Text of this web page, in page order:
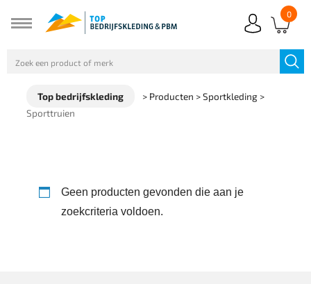
0
Top bedrijfskleding > Producten >Sportkleding >
Sporttruien
Geen producten gevonden die aan je
zoekcriteria voldoen.